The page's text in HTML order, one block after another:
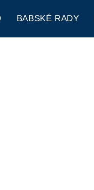
BABSKÉ RADY